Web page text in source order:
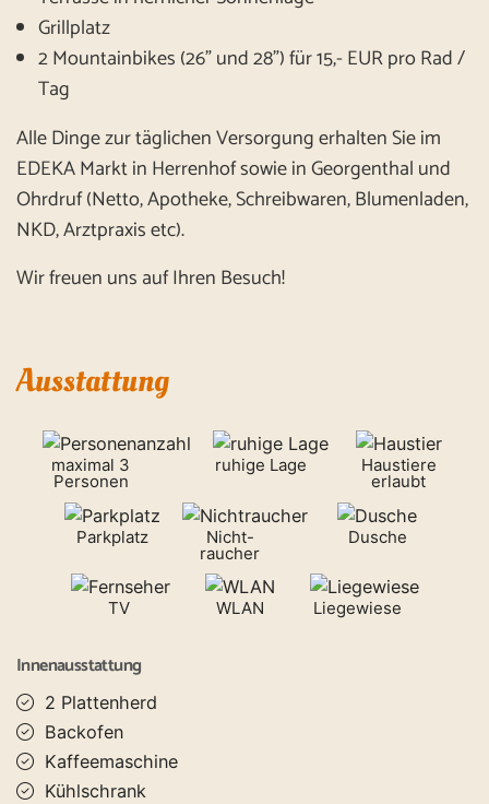
Grillplatz
2 Mountainbikes (26" und 28") für 15,- EUR pro Rad /
Tag
Alle Dinge zur täglichen Versorgung erhalten Sie im
EDEKA Markt in Herrenhof sowie in Georgenthal und
Ohrdruf (Netto, Apotheke, Schreibwaren, Blumenladen,
NKD, Arztpraxis etc).
Wir freuen uns auf Ihren Besuch!
Ausstattung
maximal 3
Personen
ruhige Lage Haustiere
erlaubt
Parkplatz Nicht-
raucher
Dusche
TV WLAN Liegewiese
Innenausstattung
2 Plattenherd
Backofen
Kaffeemaschine
Kühlschrank